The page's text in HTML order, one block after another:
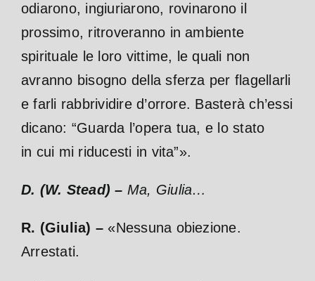
odiarono, ingiuriarono, rovinarono il
prossimo, ritroveranno in ambiente
spirituale le loro vittime, le quali non
avranno bisogno della sferza per flagellarli
e farli rabbrividire d’orrore. Basterà ch’essi
dicano: “Guarda l’opera tua, e lo stato
in cui mi riducesti in vita”».
D. (W. Stead) – Ma, Giulia…
R. (Giulia) – «Nessuna obiezione.
Arrestati.